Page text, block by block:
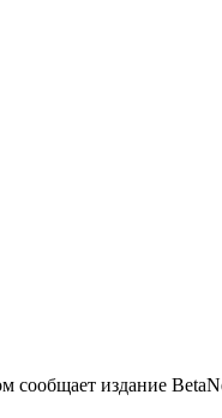
сообщает издание